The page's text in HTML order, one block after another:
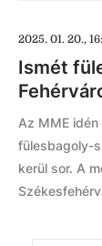
2025. 01. 20.,
Ismét
Az MME
fülesbagoly-
kerül sor. A